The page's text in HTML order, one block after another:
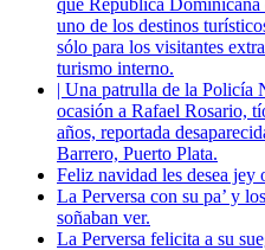
uno de los destinos
sólo para los visitantes
turismo interno.
| Una patrulla de la Policía
ocasión a Rafael Rosario,
años, reportada
Barrero, Puerto Plata.
Feliz navidad les desea jey
La Perversa con su pa’ y
soñaban ver.
La Perversa felicita a su